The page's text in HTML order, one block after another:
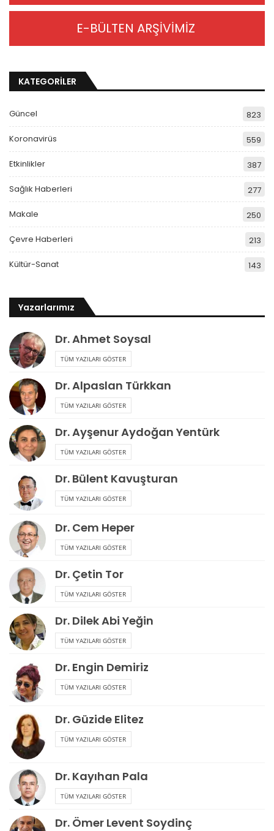
E-BÜLTEN ARŞİVİMİZ
KATEGORİLER
Güncel 823
Koronavirüs 559
Etkinlikler 387
Sağlık Haberleri 277
Makale 250
Çevre Haberleri 213
Kültür-Sanat 143
Yazarlarımız
Dr. Ahmet Soysal
TÜM YAZILARI GÖSTER
Dr. Alpaslan Türkkan
TÜM YAZILARI GÖSTER
Dr. Ayşenur Aydoğan Yentürk
TÜM YAZILARI GÖSTER
Dr. Bülent Kavuşturan
TÜM YAZILARI GÖSTER
Dr. Cem Heper
TÜM YAZILARI GÖSTER
Dr. Çetin Tor
TÜM YAZILARI GÖSTER
Dr. Dilek Abi Yeğin
TÜM YAZILARI GÖSTER
Dr. Engin Demiriz
TÜM YAZILARI GÖSTER
Dr. Güzide Elitez
TÜM YAZILARI GÖSTER
Dr. Kayıhan Pala
TÜM YAZILARI GÖSTER
Dr. Ömer Levent Soydinç